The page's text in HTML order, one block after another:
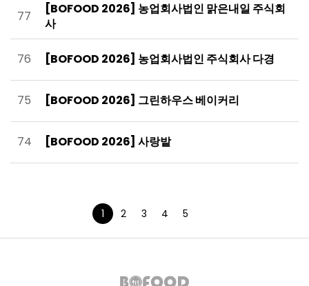
77
[BOFOOD 2026] 농업회사법인 맑은내일 주식회
사
76 [BOFOOD 2026] 농업회사법인 주식회사 다경
75 [BOFOOD 2026] 그린하우스 베이커리
74 [BOFOOD 2026] 사랑밭
1 2 3 4 5